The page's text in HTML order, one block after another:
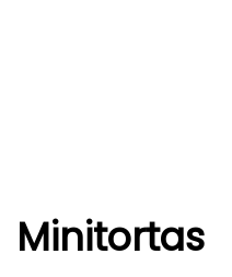
Minitortas